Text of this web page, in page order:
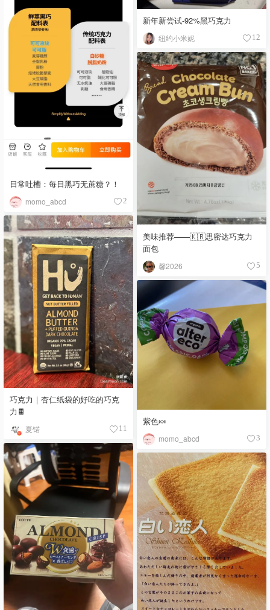
新年新尝试-92%黑巧克力
纽约小米妮 12
日常吐槽：每日黑巧无蔗糖？！
momo_abcd 2
美味推荐——🇰🇷思密达巧克力
面包
馨2026 5
巧克力｜杏仁纸袋的好吃的巧克
力🍫
夏锘 11
紫色🍬
momo_abcd 3